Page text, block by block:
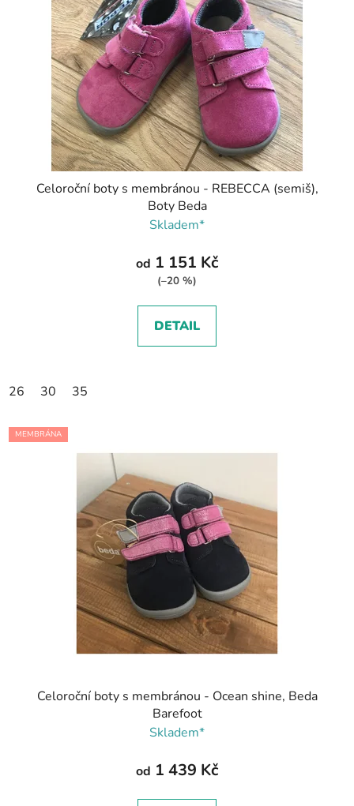
Celoroční boty s membránou - REBECCA (semiš),
Boty Beda
Skladem*
od 1 151 Kč
(–20 %)
DETAIL
26 30 35
MEMBRÁNA
Celoroční boty s membránou - Ocean shine, Beda
Barefoot
Skladem*
od 1 439 Kč